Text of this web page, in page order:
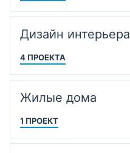
Дизайн интерьера
4 ПРОЕКТА
Жилые дома
1 ПРОЕКТ